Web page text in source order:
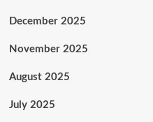
December 2025
November 2025
August 2025
July 2025